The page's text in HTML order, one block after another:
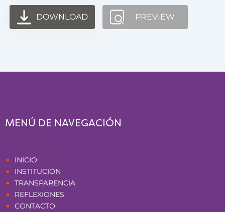
DOWNLOAD PREVIEW
MENÚ DE NAVEGACIÓN
INICIO
INSTITUCIÓN
TRANSPARENCIA
REFLEXIONES
CONTACTO